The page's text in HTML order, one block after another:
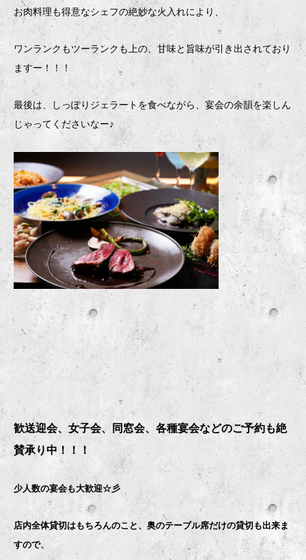
お肉料理も得意なシェフの絶妙な火入れにより、
ワンランクもツーランクも上の、甘味と旨味が引き出されており
ますー！！！
最後は、しっぽりジェラートを食べながら、宴会の余韻を楽しん
じゃってくださいなー♪
歓送迎会、女子会、同窓会、各種宴会などのご予約も絶
賛承り中！！！
少人数の宴会も大歓迎☆彡
店内全体貸切はもちろんのこと、奥のテーブル席だけの貸切も出来ま
すので、